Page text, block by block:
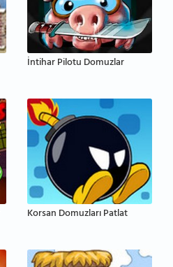
İntihar Pilotu Domuzlar
Korsan Domuzları Patlat